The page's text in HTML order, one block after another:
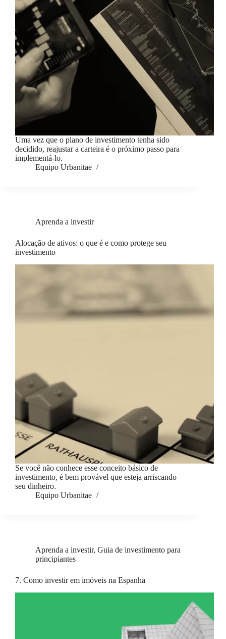
Uma vez que o plano de investimento tenha sido
decidido, reajustar a carteira é o próximo passo para
implementá-lo.
Equipo Urbanitae
Aprenda a investir
Alocação de ativos: o que é e como protege seu
investimento
Se você não conhece esse conceito básico de
investimento, é bem provável que esteja arriscando
seu dinheiro.
Equipo Urbanitae
Aprenda a investir, Guia de investimento para
principiantes
7. Como investir em imóveis na Espanha